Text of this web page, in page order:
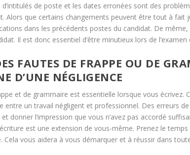
de poste et les dates erronées sont des
Alors que certains changements peuvent être tout à fait
dans les précédents postes du candidat. De
Il est donc essentiel d’être minutieux lors de
FAUTES DE FRAPPE OU DE
D’UNE NÉGLIGENCE
et de grammaire est essentielle lorsque vous écrivez.
entre un travail négligent et professionnel. Des erreurs
donner l’impression que vous n’avez pas accordé
est une extension de vous-même. Prenez le
Cela vous aidera à vous démarquer et à réussir dans